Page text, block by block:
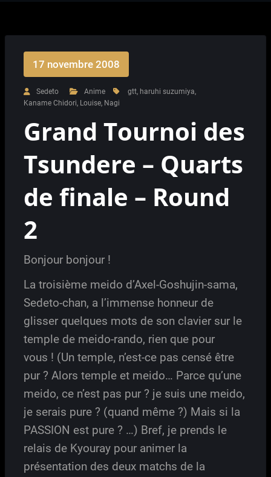
17 novembre 2008
Sedeto Anime gtt, haruhi suzumiya,
Kaname Chidori, Louise, Nagi
Grand Tournoi des
Tsundere – Quarts
de finale – Round
2
Bonjour bonjour !
La troisième meido d’Axel-Goshujin-sama,
Sedeto-chan, a l’immense honneur de
glisser quelques mots de son clavier sur le
temple de meido-rando, rien que pour
vous ! (Un temple, n’est-ce pas censé être
pur ? Alors temple et meido… Parce qu’une
meido, ce n’est pas pur ? je suis une meido,
je serais pure ? (quand même ?) Mais si la
PASSION est pure ? …) Bref, je prends le
relais de Kyouray pour animer la
présentation des deux matchs de la